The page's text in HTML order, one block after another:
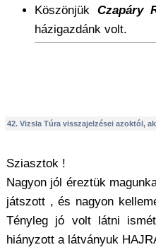
Köszönjük Czapáry
házigazdánk volt.
42. Vizsla Túra visszajelzései azoktól,
Sziasztok !
Nagyon jól éreztük
játszott , és nagyon
Tényleg jó volt látni
hiányzott a látványuk